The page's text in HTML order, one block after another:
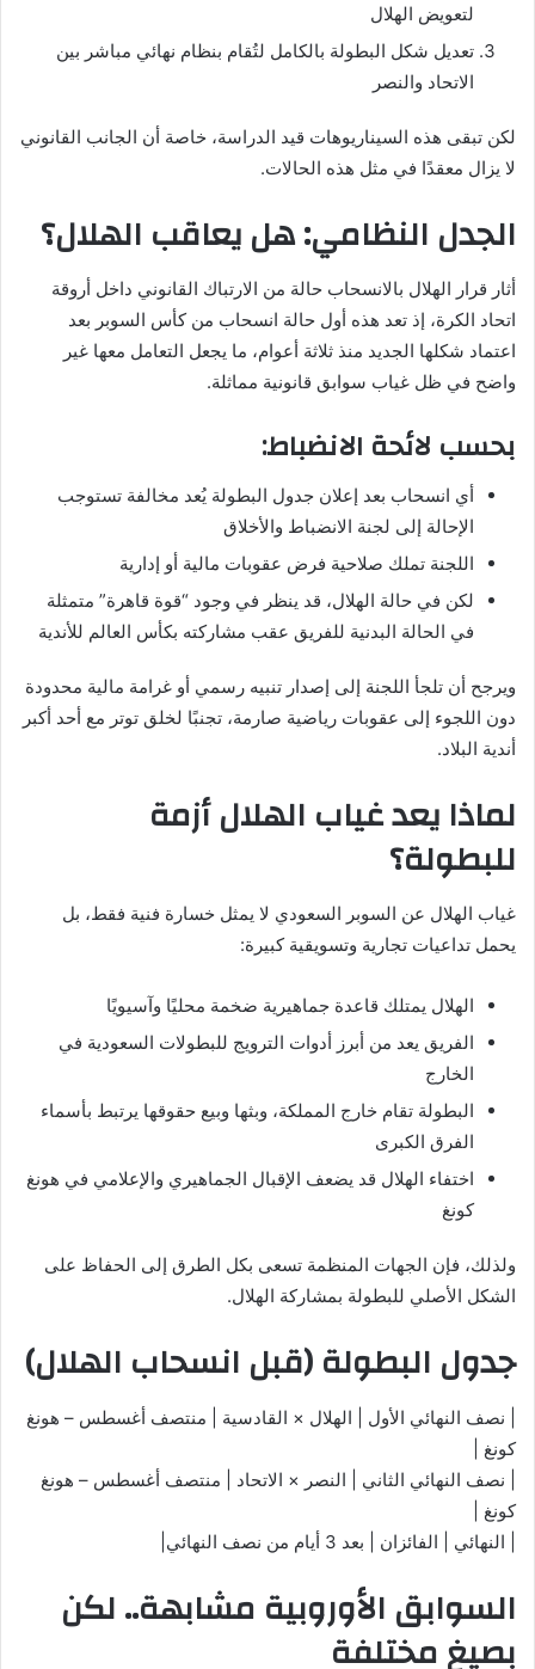
لتعويض الهلال
تعديل شكل البطولة بالكامل لتُقام بنظام نهائي مباشر بين
الاتحاد والنصر
لكن تبقى هذه السيناريوهات قيد الدراسة، خاصة أن الجانب القانوني
لا يزال معقدًا في مثل هذه الحالات.
الجدل النظامي: هل يعاقب الهلال؟
أثار قرار الهلال بالانسحاب حالة من الارتباك القانوني داخل أروقة
اتحاد الكرة، إذ تعد هذه أول حالة انسحاب من كأس السوبر بعد
اعتماد شكلها الجديد منذ ثلاثة أعوام، ما يجعل التعامل معها غير
واضح في ظل غياب سوابق قانونية مماثلة.
بحسب لائحة الانضباط:
أي انسحاب بعد إعلان جدول البطولة يُعد مخالفة تستوجب
الإحالة إلى لجنة الانضباط والأخلاق
اللجنة تملك صلاحية فرض عقوبات مالية أو إدارية
لكن في حالة الهلال، قد ينظر في وجود “قوة قاهرة” متمثلة
في الحالة البدنية للفريق عقب مشاركته بكأس العالم للأندية
ويرجح أن تلجأ اللجنة إلى إصدار تنبيه رسمي أو غرامة مالية محدودة
دون اللجوء إلى عقوبات رياضية صارمة، تجنبًا لخلق توتر مع أحد أكبر
أندية البلاد.
لماذا يعد غياب الهلال أزمة
للبطولة؟
غياب الهلال عن السوبر السعودي لا يمثل خسارة فنية فقط، بل
يحمل تداعيات تجارية وتسويقية كبيرة:
الهلال يمتلك قاعدة جماهيرية ضخمة محليًا وآسيويًا
الفريق يعد من أبرز أدوات الترويج للبطولات السعودية في
الخارج
البطولة تقام خارج المملكة، وبثها وبيع حقوقها يرتبط بأسماء
الفرق الكبرى
اختفاء الهلال قد يضعف الإقبال الجماهيري والإعلامي في هونغ
كونغ
ولذلك، فإن الجهات المنظمة تسعى بكل الطرق إلى الحفاظ على
الشكل الأصلي للبطولة بمشاركة الهلال.
جدول البطولة (قبل انسحاب الهلال)
| نصف النهائي الأول | الهلال × القادسية | منتصف أغسطس – هونغ
كونغ |
| نصف النهائي الثاني | النصر × الاتحاد | منتصف أغسطس – هونغ
كونغ |
| النهائي | الفائزان | بعد 3 أيام من نصف النهائي|
السوابق الأوروبية مشابهة.. لكن
بصيغ مختلفة